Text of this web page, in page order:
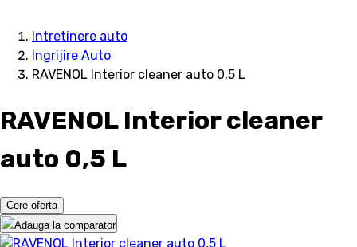
Intretinere auto
Ingrijire Auto
RAVENOL Interior cleaner auto 0,5 L
RAVENOL Interior cleaner
auto 0,5 L
Cere oferta
Adauga la comparator